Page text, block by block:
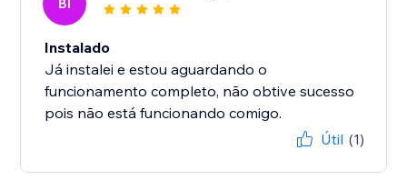
BI
Instalado
Já instalei e estou aguardando o
funcionamento completo, não obtive sucesso
pois não está funcionando comigo.
Útil (1)